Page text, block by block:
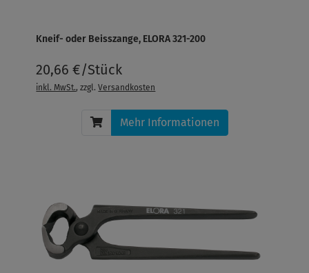
Kneif- oder Beisszange, ELORA 321-200
20,66 €/Stück
inkl. MwSt., zzgl.Versandkosten
Mehr Informationen